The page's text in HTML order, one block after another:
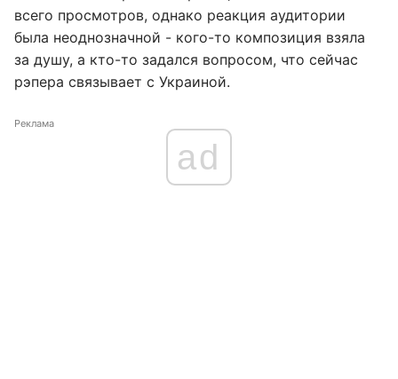
всего просмотров, однако реакция аудитории
была неоднозначной - кого-то композиция взяла
за душу, а кто-то задался вопросом, что сейчас
рэпера связывает с Украиной.
Реклама
ad